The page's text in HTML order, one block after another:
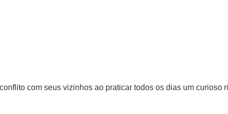
com seus vizinhos ao praticar todos os dias um curioso